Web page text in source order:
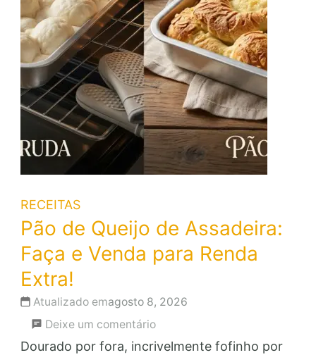
RECEITAS
Pão de Queijo de Assadeira:
Faça e Venda para Renda
Extra!
Atualizado emagosto 8, 2026
Deixe um comentárioem
Pão
Dourado por fora, incrivelmente fofinho por